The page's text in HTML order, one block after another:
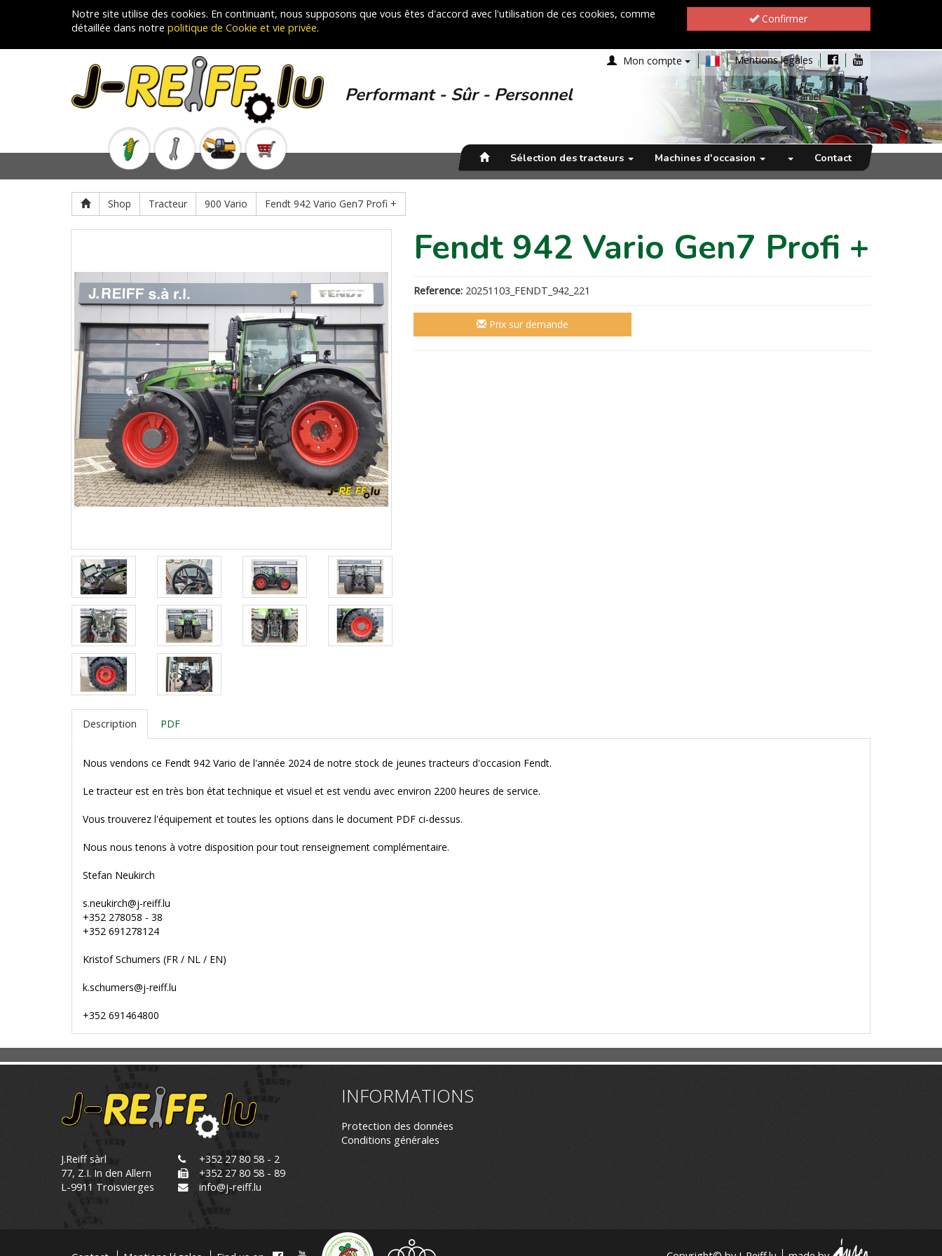
Notre site utilise des cookies. En continuant, nous supposons que vous êtes d'accord avec l'utilisation de ces cookies, comme
détaillée dans notre politique de Cookie et vie privée.
Confirmer
Mon compte Mentions légales
Performant - Sûr - Personnel
Panier
(0)-0 €
Sélection des tracteurs Machines d'occasion Contact
Shop Tracteur 900 Vario Fendt 942 Vario Gen7 Profi +
Fendt 942 Vario Gen7 Profi +
Reference:20251103_FENDT_942_221
Prix sur demande
Description PDF
Nous vendons ce Fendt 942 Vario de l'année 2024 de notre stock de jeunes tracteurs d'occasion Fendt.
Le tracteur est en très bon état technique et visuel et est vendu avec environ 2200 heures de service.
Vous trouverez l'équipement et toutes les options dans le document PDF ci-dessus.
Nous nous tenons à votre disposition pour tout renseignement complémentaire.
Stefan Neukirch
s.neukirch@j-reiff.lu
+352 278058 - 38
+352 691278124
Kristof Schumers (FR / NL / EN)
k.schumers@j-reiff.lu
+352 691464800
J.Reiff sàrl
77, Z.I. In den Allern
L-9911 Troisvierges
+352 27 80 58 - 2
+352 27 80 58 - 89
info@j-reiff.lu
INFORMATIONS
Protection des données
Conditions générales